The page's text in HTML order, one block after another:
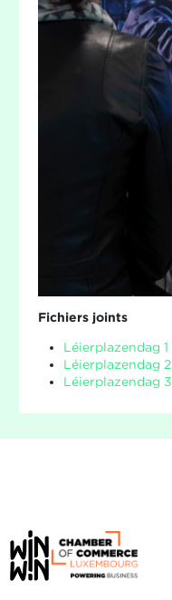
Fichiers joints
Léierplazendag 1
Léierplazendag 2
Léierplazendag 3